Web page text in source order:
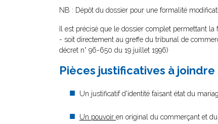
NB : Dépôt du dossier pour une formalité
Il est précisé que le dossier complet permettant
- soit directement au greffe du tribunal de
décret n° 96-650 du 19 juillet 1996)
Pièces justificatives à joindre
Un justificatif d'identité faisant état du
Un pouvoir en original du commerçant et